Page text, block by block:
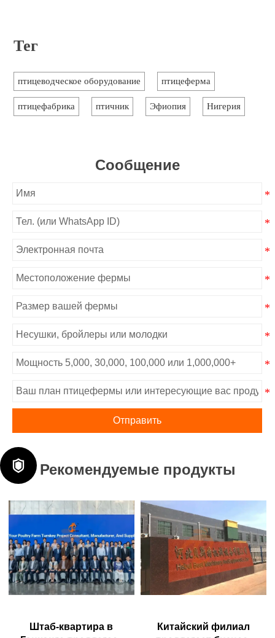
Тег
птицеводческое оборудование птицеферма
птицефабрика птичник Эфиопия Нигерия
Сообщение
Отправить
Рекомендуемые продукты
Штаб-квартира в
Китайский филиал
